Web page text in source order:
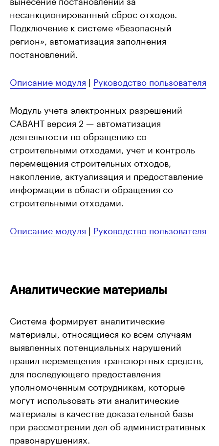
несанкционированный сброс отходов.
Подключение к системе «Безопасный
регион», автоматизация заполнения
постановлений.
Описание модуля | Руководство пользователя
Модуль учета электронных разрешений
САВАНТ версия 2 — автоматизация
деятельности по обращению со
строительными отходами, учет и контроль
перемещения строительных отходов,
накопление, актуализация и предоставление
информации в области обращения со
строительными отходами.
Описание модуля | Руководство пользователя
Аналитические материалы
Система формирует аналитические
материалы, относящиеся ко всем случаям
выявленных потенциальных нарушений
правил перемещения транспортных средств,
для последующего предоставления
уполномоченным сотрудникам, которые
могут использовать эти аналитические
материалы в качестве доказательной базы
при рассмотрении дел об административных
правонарушениях.